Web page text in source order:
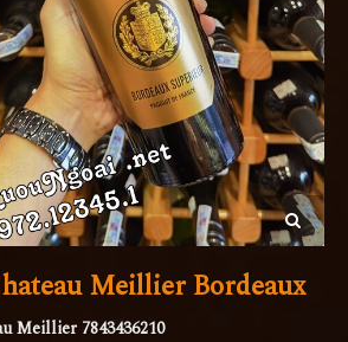
Meillier Bordeaux
Meillier 7843436210